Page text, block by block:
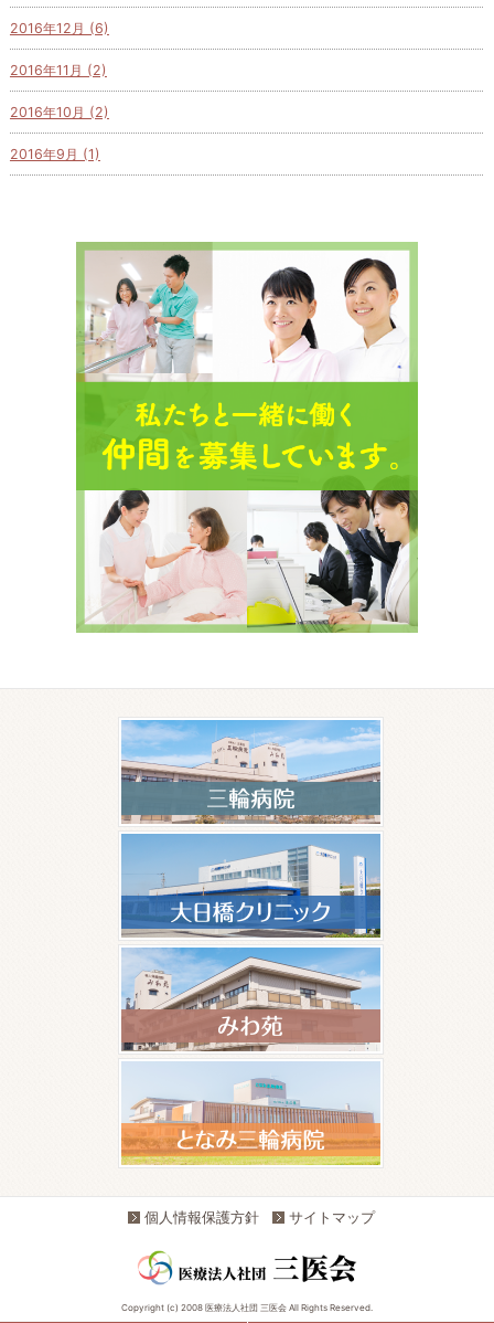
2016年12月 (6)
2016年11月 (2)
2016年10月 (2)
2016年9月 (1)
個人情報保護方針 サイトマップ
Copyright (c) 2008 医療法人社団 三医会 All Rights Reserved.